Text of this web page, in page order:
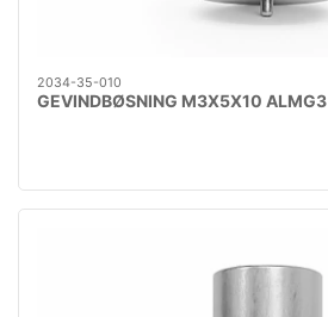
2034-35-010
GEVINDBØSNING M3X5X10 ALMG3